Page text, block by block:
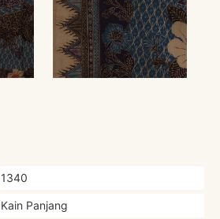
1340
Kain Panjang